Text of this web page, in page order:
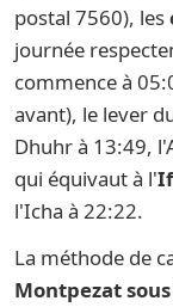
postal 7560), les
journée
commence à
avant), le lever
Dhuhr à 13:49,
qui équivaut à l'
l'Icha à 22:22.
La méthode de
Montpezat